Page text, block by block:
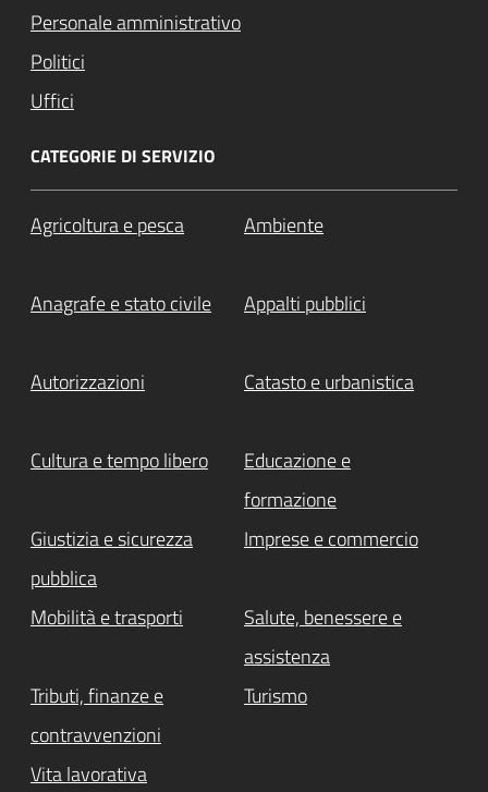
Personale amministrativo
Politici
Uffici
CATEGORIE DI SERVIZIO
Agricoltura e pesca Ambiente
Anagrafe e stato civile Appalti pubblici
Autorizzazioni Catasto e urbanistica
Cultura e tempo libero
Educazione e
formazione
Giustizia e sicurezza
pubblica
Imprese e commercio
Mobilità e trasporti
Salute, benessere e
assistenza
Tributi, finanze e
contravvenzioni
Turismo
Vita lavorativa